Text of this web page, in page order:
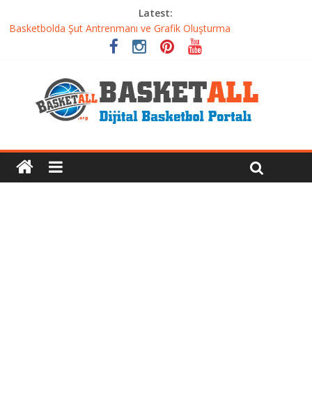
Latest:
Basketbolcu Beslenmesi: Performansı Artıran Bilimsel
Yaklaşımlar
Basketbolda Şut Antrenmanı ve Grafik Oluşturma
Dünyanın En İyi Basketbol Takımı: Gerçek Şampiyon Kim?
Etkili Basketbol Antrenmanı Nasıl Olmalı